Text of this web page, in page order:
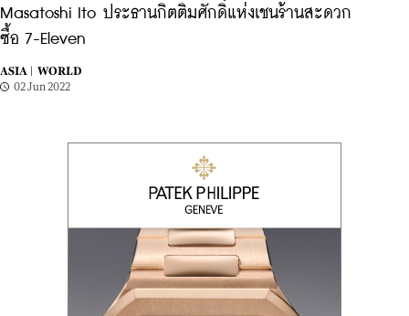
Masatoshi Ito ประธานกิตติมศักดิ์แห่งเชนร้านสะดวก
ซื้อ 7-Eleven
ASIA |
WORLD
02 Jun 2022